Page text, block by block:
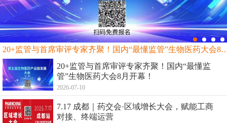
20+监管与首席审评专家齐聚！国内“最
20+监管与首席审评专家齐聚！国内“最懂监
管”生物医药大会8月开幕！
2026-07-10
7.17 成都｜药交会·区域增长大会，赋能工商
对接、终端运营